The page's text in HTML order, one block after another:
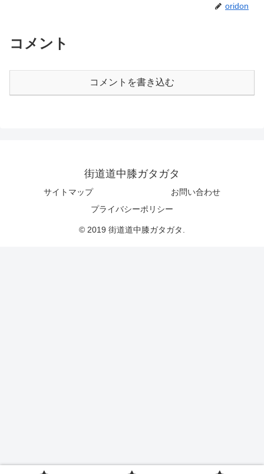
oridon
コメント
コメントを書き込む
街道道中膝ガタガタ
サイトマップ
お問い合わせ
プライバシーポリシー
© 2019 街道道中膝ガタガタ.